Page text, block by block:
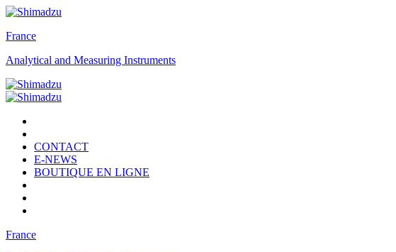
France
Analytical and Measuring Instruments
CONTACT
E-NEWS
BOUTIQUE EN LIGNE
France